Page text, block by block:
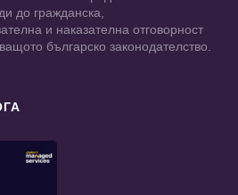
до гражданска,
и наказателна отговорност
българско законодателство.